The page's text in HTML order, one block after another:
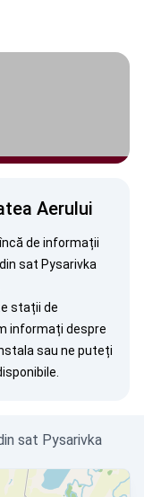
Aerului
de informații
sat Pysarivka
stații de
informați despre
sau ne puteți
sat Pysarivka